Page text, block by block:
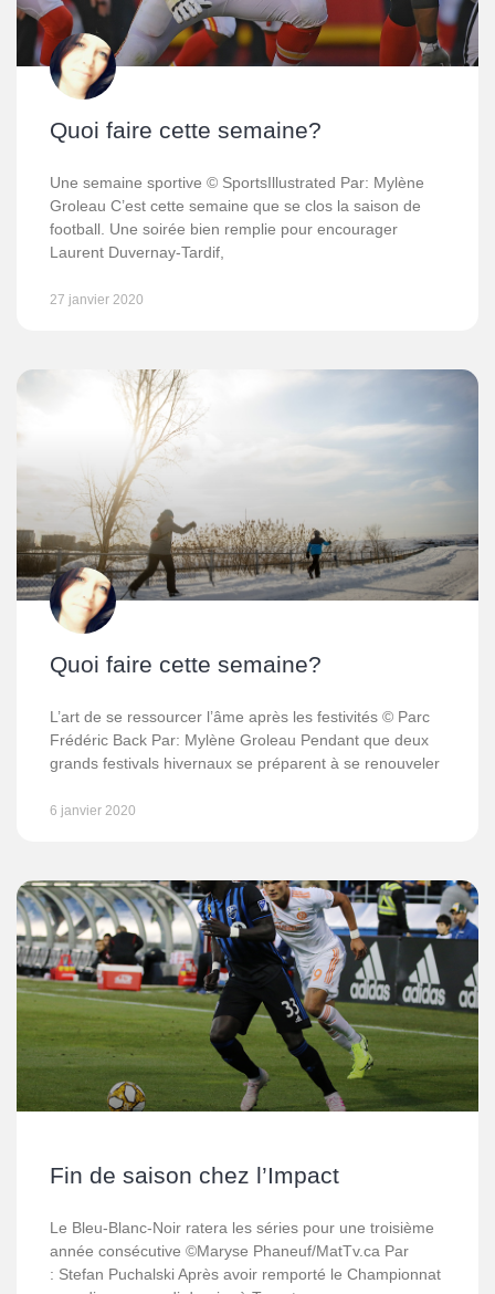
Quoi faire cette semaine?
Une semaine sportive © SportsIllustrated Par: Mylène
Groleau C’est cette semaine que se clos la saison de
football. Une soirée bien remplie pour encourager
Laurent Duvernay-Tardif,
27 janvier 2020
Quoi faire cette semaine?
L’art de se ressourcer l’âme après les festivités © Parc
Frédéric Back Par: Mylène Groleau Pendant que deux
grands festivals hivernaux se préparent à se renouveler
6 janvier 2020
Fin de saison chez l’Impact
Le Bleu-Blanc-Noir ratera les séries pour une troisième
année consécutive ©Maryse Phaneuf/MatTv.ca Par
: Stefan Puchalski Après avoir remporté le Championnat